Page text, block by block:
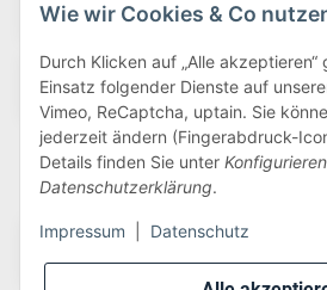
Wie wir Cookies & Co
Durch Klicken auf „Alle
Einsatz folgender Dienste auf
Vimeo, ReCaptcha, uptain. Sie
jederzeit ändern (Fingerabdruck-
Details finden Sie unter Konfigurieren
Datenschutzerklärung.
Impressum Datenschutz
Wir versenden via: